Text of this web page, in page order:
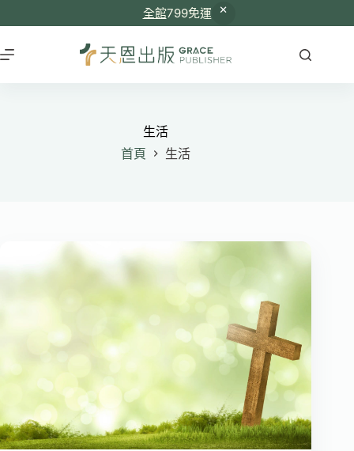
全館799免運
至
主
生活
首頁
生活